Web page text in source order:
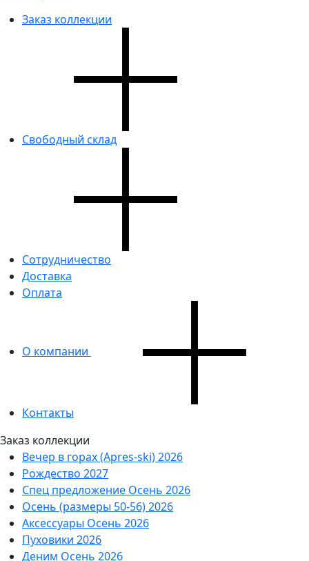
Заказ коллекции
Свободный склад
Сотрудничество
Доставка
Оплата
О компании
Контакты
Заказ коллекции
Вечер в горах (Apres-ski) 2026
Рождество 2027
Спец предложение Осень 2026
Осень (размеры 50-56) 2026
Аксессуары Осень 2026
Пуховики 2026
Деним Осень 2026